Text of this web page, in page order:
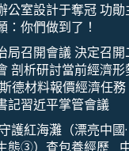
公室設計于奪冠 功勛
：你們做到了！
局召開會議 決定召開
剖析研討當前經濟形
德材料報價經濟任務
記習近平掌管會議
護紅海灘（漂亮中國·